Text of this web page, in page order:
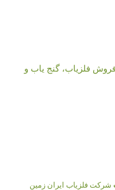
فروش فلزیاب، گنج یاب و
شرکت فلزیاب ایران زمین